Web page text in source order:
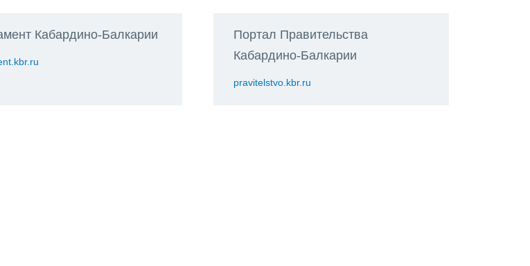
Кабардино-Балкарии
Портал Правительства
Кабардино-Балкарии
pravitelstvo.kbr.ru